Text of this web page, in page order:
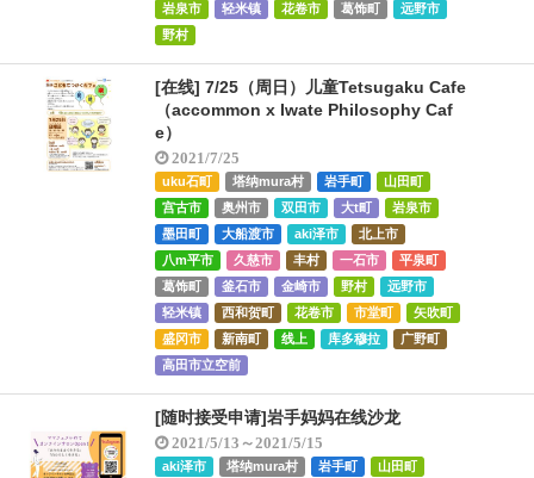
岩泉市
轻米镇 花卷市 葛饰町
远野市
野村
[在线] 7/25（周日）儿童Tetsugaku Cafe
（accommon x Iwate Philosophy Caf
e）
2021/7/25
uku石町 塔纳mura村 岩手町
山田町
宫古市
奥州市 双田市 大t町
岩泉市
墨田町
大船渡市 aki泽市
北上市
八m平市
久慈市 丰村 一石市
平泉町
葛饰町
釜石市 金崎市 野村
远野市
轻米镇
西和贺町 花卷市 市堂町
矢吹町
盛冈市
新南町 线上 库多穆拉
广野町
高田市立空前
[随时接受申请]岩手妈妈在线沙龙
2021/5/13～2021/5/15
aki泽市 塔纳mura村 岩手町
山田町